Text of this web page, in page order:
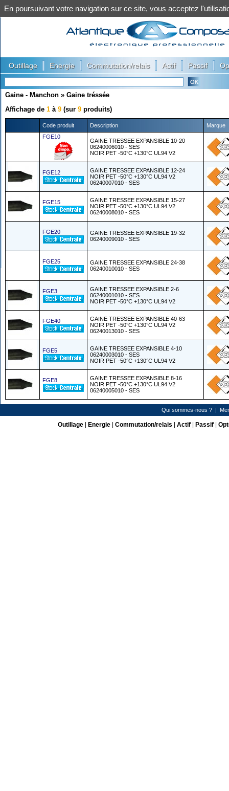
Outillage Energie Commutation/relais Actif Passif
Gaine - Manchon » Gaine tréssée
Affichage de 1 à 9 (sur 9 produits)
Code produit Description
Marque
FGE10
GAINE TRESSEE EXPANSIBLE 10-20
06240006010 - SES
NOIR PET -50°C +130°C UL94 V2
FGE12
GAINE TRESSEE EXPANSIBLE 12-24
NOIR PET -50°C +130°C UL94 V2
06240007010 - SES
FGE15
GAINE TRESSEE EXPANSIBLE 15-27
NOIR PET -50°C +130°C UL94 V2
06240008010 - SES
FGE20
GAINE TRESSEE EXPANSIBLE 19-32
06240009010 - SES
FGE25
GAINE TRESSEE EXPANSIBLE 24-38
06240010010 - SES
FGE3
GAINE TRESSEE EXPANSIBLE 2-6
06240001010 - SES
NOIR PET -50°C +130°C UL94 V2
FGE40
GAINE TRESSEE EXPANSIBLE 40-63
NOIR PET -50°C +130°C UL94 V2
06240013010 - SES
FGE5
GAINE TRESSEE EXPANSIBLE 4-10
06240003010 - SES
NOIR PET -50°C +130°C UL94 V2
FGE8
GAINE TRESSEE EXPANSIBLE 8-16
NOIR PET -50°C +130°C UL94 V2
06240005010 - SES
Qui sommes-nous ?|
Outillage| Energie| Commutation/relais Actif| Passif|
En poursuivant votre navigation sur ce site, vous acceptez